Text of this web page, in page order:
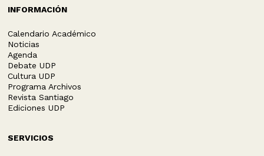
INFORMACIÓN
Calendario Académico
Noticias
Agenda
Debate UDP
Cultura UDP
Programa Archivos
Revista Santiago
Ediciones UDP
SERVICIOS